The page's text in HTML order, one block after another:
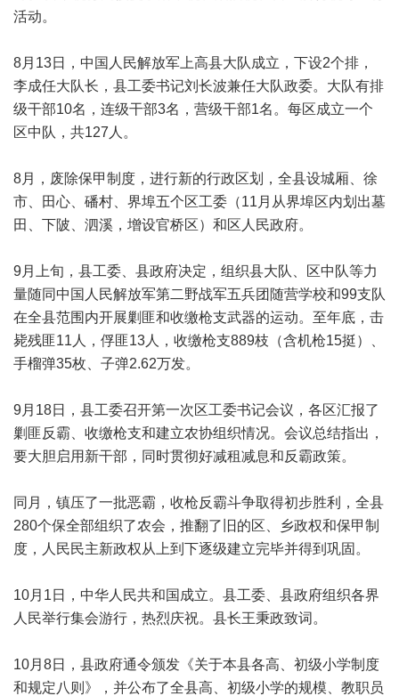
活动。
8月13日，中国人民解放军上高县大队成立，下设2个排，
李成任大队长，县工委书记刘长波兼任大队政委。大队有排
级干部10名，连级干部3名，营级干部1名。每区成立一个
区中队，共127人。
8月，废除保甲制度，进行新的行政区划，全县设城厢、徐
市、田心、磻村、界埠五个区工委（11月从界埠区内划出墓
田、下陂、泗溪，增设官桥区）和区人民政府。
9月上旬，县工委、县政府决定，组织县大队、区中队等力
量随同中国人民解放军第二野战军五兵团随营学校和99支队
在全县范围内开展剿匪和收缴枪支武器的运动。至年底，击
毙残匪11人，俘匪13人，收缴枪支889枝（含机枪15挺）、
手榴弹35枚、子弹2.62万发。
9月18日，县工委召开第一次区工委书记会议，各区汇报了
剿匪反霸、收缴枪支和建立农协组织情况。会议总结指出，
要大胆启用新干部，同时贯彻好减租减息和反霸政策。
同月，镇压了一批恶霸，收枪反霸斗争取得初步胜利，全县
280个保全部组织了农会，推翻了旧的区、乡政权和保甲制
度，人民民主新政权从上到下逐级建立完毕并得到巩固。
10月1日，中华人民共和国成立。县工委、县政府组织各界
人民举行集会游行，热烈庆祝。县长王秉政致词。
10月8日，县政府通令颁发《关于本县各高、初级小学制度
和规定八则》，并公布了全县高、初级小学的规模、教职员